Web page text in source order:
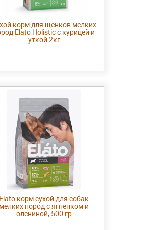
корм для щенков мелких
Elato Holistic с курицей и
уткой 2кг
Elato корм сухой для собак
мелких пород с ягненком и
олениной, 500 гр